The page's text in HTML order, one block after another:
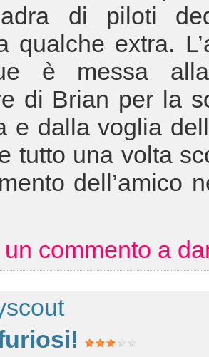
di piloti
qualche extra.
è messa
di Brian per la
e dalla voglia
tutto una volta
dell’amico
commento a